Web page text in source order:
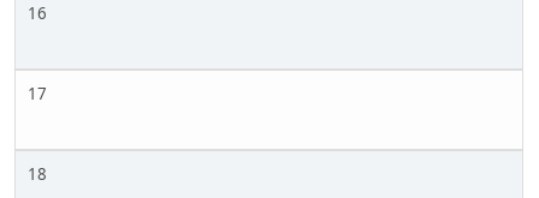
16
17
18